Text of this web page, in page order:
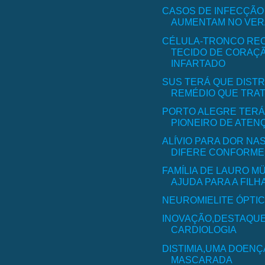
CASOS DE
AUMENTAM NO
CÉLULA-TRONCO
TECIDO DE
INFARTADO
SUS TERÁ QUE
REMÉDIO QUE
PORTO ALEGRE
PIONEIRO DE
ALÍVIO PARA DOR
DIFERE
FAMÍLIA DE LAURO
AJUDA PARA A
NEUROMIELITE
CARDIOLOGIA
DISTIMIA,UMA
MASCARADA